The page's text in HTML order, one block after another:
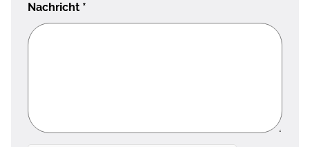
Nachricht *